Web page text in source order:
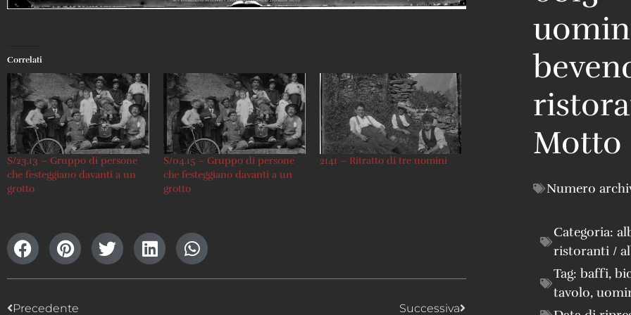
Correlati
S/23.13 – Gruppo di persone
che festeggiano davanti a un
grotto
S/04.15 – Gruppo di persone
che festeggiano davanti a un
grotto
2141 – Ritratto di tre uomini
Precedente Successiva
Motto
Numero
Categoria:
ristoranti /
Tag: baffi,
tavolo,